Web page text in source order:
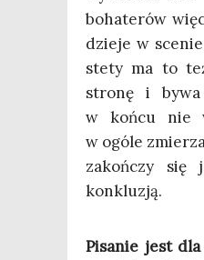
boha­te­rów
dzie­je w
ste­ty ma to
stro­nę i bywa
w koń­cu nie
w ogó­le
zakoń­czy się
konkluzją.
Pisa­nie jest